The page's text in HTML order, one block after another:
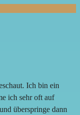
Ich bin ein
ich sehr oft auf
überspringe dann